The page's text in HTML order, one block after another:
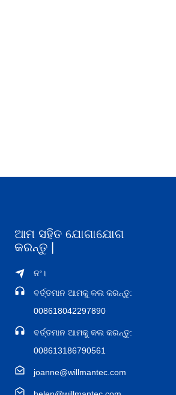
ଆମ ସହିତ ଯୋଗାଯୋଗ
କରନ୍ତୁ |
ନଂ।
ବର୍ତ୍ତମାନ ଆମକୁ କଲ କରନ୍ତୁ:
008618042297890
ବର୍ତ୍ତମାନ ଆମକୁ କଲ କରନ୍ତୁ:
008613186790561
joanne@willmantec.com